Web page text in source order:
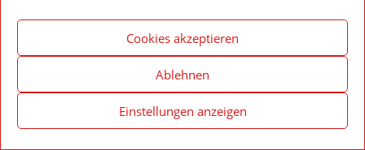
Cookies akzeptieren
Ablehnen
Einstellungen anzeigen
Impressum – Datenschutzerklärung Cookie-Richtlinie (EU)
© 2020 Feuerwehr Walldürn